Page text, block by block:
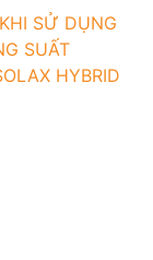
SỬ DỤNG
SUẤT
HYBRID